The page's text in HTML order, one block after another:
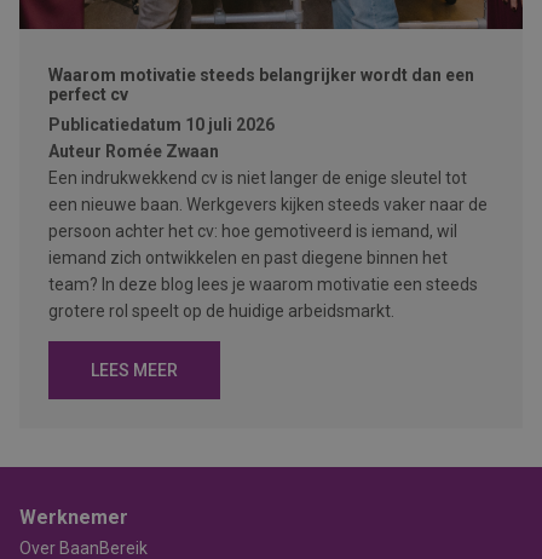
Waarom motivatie steeds belangrijker wordt dan een
perfect cv
Publicatiedatum 10 juli 2026
Auteur Romée Zwaan
Een indrukwekkend cv is niet langer de enige sleutel tot
een nieuwe baan. Werkgevers kijken steeds vaker naar de
persoon achter het cv: hoe gemotiveerd is iemand, wil
iemand zich ontwikkelen en past diegene binnen het
team? In deze blog lees je waarom motivatie een steeds
grotere rol speelt op de huidige arbeidsmarkt.
LEES MEER
Werknemer
Over BaanBereik